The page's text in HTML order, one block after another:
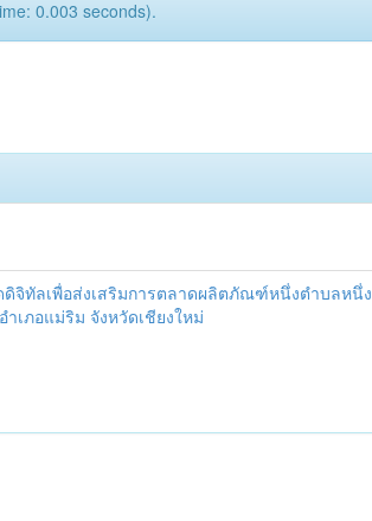
0.003 seconds).
จิทัลเพื่อส่งเสริมการตลาดผลิตภัณฑ์หนึ่งตำบลหนึ่ง
เภอแม่ริม จังหวัดเชียงใหม่